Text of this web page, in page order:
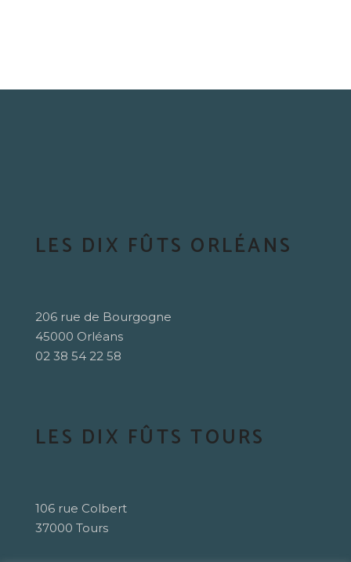
LES DIX FÛTS ORLÉANS
206 rue de Bourgogne
45000 Orléans
02 38 54 22 58
LES DIX FÛTS TOURS
106 rue Colbert
37000 Tours